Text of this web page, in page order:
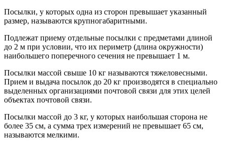
Посылки, у которых одна из сторон превышает указанный
размер, называются крупногабаритными.
Подлежат приему отдельные посылки с предметами длиной
до 2 м при условии, что их периметр (длина окружности)
наибольшего поперечного сечения не превышает 1 м.
Посылки массой свыше 10 кг называются тяжеловесными.
Прием и выдача посылок до 20 кг производятся в специально
выделенных организациями почтовой связи для этих целей
объектах почтовой связи.
Посылки массой до 3 кг, у которых наибольшая сторона не
более 35 см, а сумма трех измерений не превышает 65 см,
называются мелкими.